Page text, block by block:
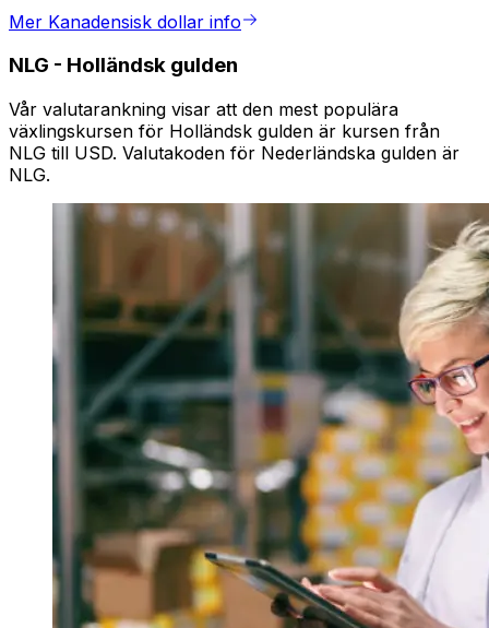
Mer Kanadensisk dollar info
NLG - Holländsk gulden
Vår valutarankning visar att den mest populära
växlingskursen för Holländsk gulden är kursen från
NLG till USD. Valutakoden för Nederländska gulden är
NLG.